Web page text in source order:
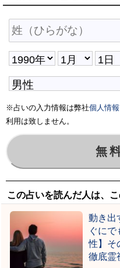
※占いの入力情報は弊社個人情
利用は致しません。
この占いを読んだ人は、
動き出
ぐに
性】
徹底霊